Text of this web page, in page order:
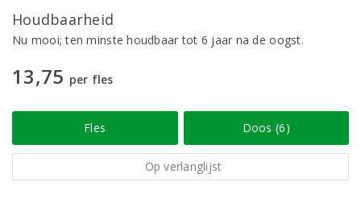
Houdbaarheid
Nu mooi; ten minste houdbaar tot 6 jaar na de oogst.
13,75 per fles
Fles Doos (6)
Op verlanglijst